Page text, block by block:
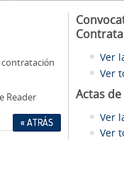
contratación
Reader
« ATRÁS
Ver
Ver
Actas
Ver
Ver